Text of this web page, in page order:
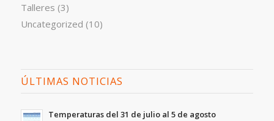
Talleres (3)
Uncategorized (10)
ÚLTIMAS NOTICIAS
Temperaturas del 31 de julio al 5 de agosto